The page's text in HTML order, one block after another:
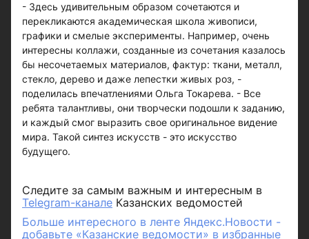
- Здесь удивительным образом сочетаются и
перекликаются академическая школа живописи,
графики и смелые эксперименты. Например, очень
интересны коллажи, созданные из сочетания казалось
бы несочетаемых материалов, фактур: ткани, металл,
стекло, дерево и даже лепестки живых роз, -
поделилась впечатлениями Ольга Токарева. - Все
ребята талантливы, они творчески подошли к заданию,
и каждый смог выразить свое оригинальное видение
мира. Такой синтез искусств - это искусство
будущего.
Следите за самым важным и интересным в
Telegram-канале Казанских ведомостей
Больше интересного в ленте Яндекс.Новости -
добавьте «Казанские ведомости» в избранные